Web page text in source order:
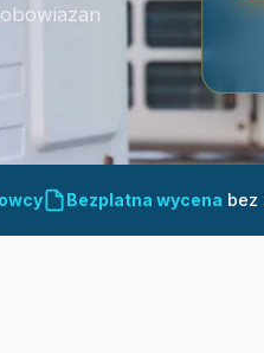
Bezplatna wycena bez